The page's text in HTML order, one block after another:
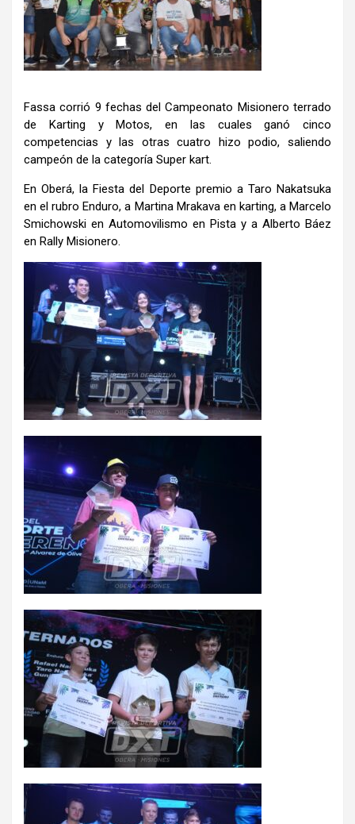
Fassa corrió 9 fechas del Campeonato Misionero terrado
de Karting y Motos, en las cuales ganó cinco
competencias y las otras cuatro hizo podio, saliendo
campeón de la categoría Super kart.
En Oberá, la Fiesta del Deporte premio a Taro Nakatsuka
en el rubro Enduro, a Martina Mrakava en karting, a Marcelo
Smichowski en Automovilismo en Pista y a Alberto Báez
en Rally Misionero.